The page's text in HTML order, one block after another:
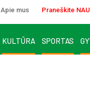
Apie mus Praneškite
KULTŪRA SPORTAS